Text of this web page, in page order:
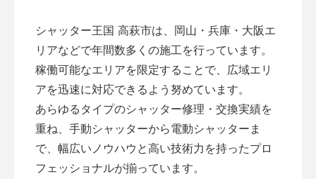
シャッター王国 高萩市は、岡山・兵庫・大阪エ
リアなどで年間数多くの施工を行っています。
稼働可能なエリアを限定することで、広域エリ
アを迅速に対応できるよう努めています。
あらゆるタイプのシャッター修理・交換実績を
重ね、手動シャッターから電動シャッターま
で、幅広いノウハウと高い技術力を持ったプロ
フェッショナルが揃っています。